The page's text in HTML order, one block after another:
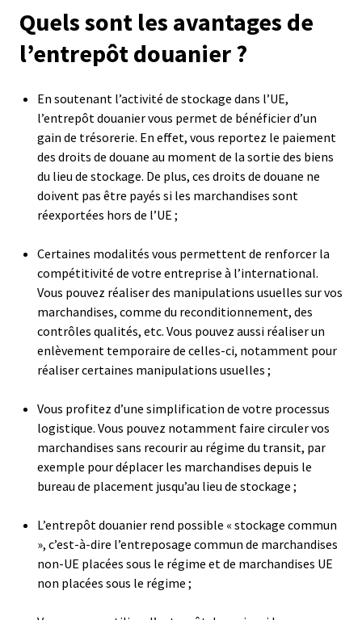
Quels sont les avantages de
l’entrepôt douanier ?
En soutenant l’activité de stockage dans l’UE,
l’entrepôt douanier vous permet de bénéficier d’un
gain de trésorerie. En effet, vous reportez le paiement
des droits de douane au moment de la sortie des biens
du lieu de stockage. De plus, ces droits de douane ne
doivent pas être payés si les marchandises sont
réexportées hors de l’UE ;
Certaines modalités vous permettent de renforcer la
compétitivité de votre entreprise à l’international.
Vous pouvez réaliser des manipulations usuelles sur vos
marchandises, comme du reconditionnement, des
contrôles qualités, etc. Vous pouvez aussi réaliser un
enlèvement temporaire de celles-ci, notamment pour
réaliser certaines manipulations usuelles ;
Vous profitez d’une simplification de votre processus
logistique. Vous pouvez notamment faire circuler vos
marchandises sans recourir au régime du transit, par
exemple pour déplacer les marchandises depuis le
bureau de placement jusqu’au lieu de stockage ;
L’entrepôt douanier rend possible « stockage commun
», c’est-à-dire l’entreposage commun de marchandises
non-UE placées sous le régime et de marchandises UE
non placées sous le régime ;